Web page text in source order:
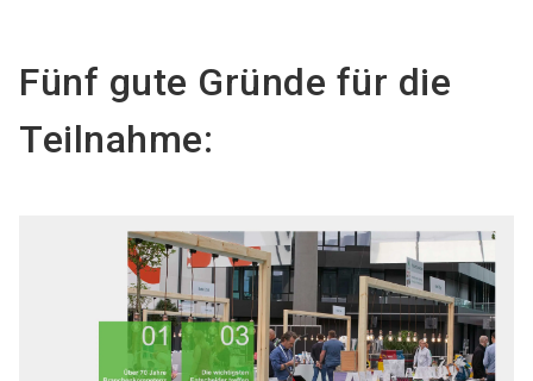
Fünf gute Gründe für die
Teilnahme: